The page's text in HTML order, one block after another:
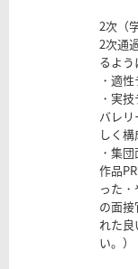
2次（
2次通
るよう
・適
・実
バレ
しく
・集
作品
った
の面
れた
い。）